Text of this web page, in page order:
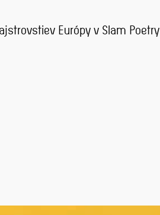
Európy v Slam Poetry